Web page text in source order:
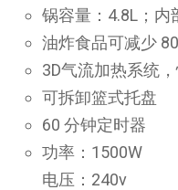
锅容量：4.8L；内
油炸食品可减少
3D气流加热系统
可拆卸篮式托盘
60 分钟定时器
功率：1500W
电压：240v